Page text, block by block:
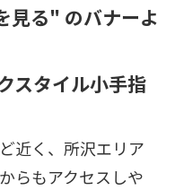
見る" のバナーよ
スタイル小手指
近く、所沢エリア
らもアクセスしや